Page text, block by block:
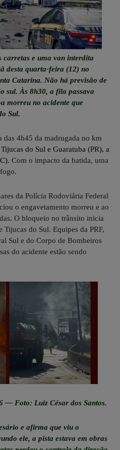
carretas e uma van interdita
desta quarta-feira (12) no
Catarina. Não há previsão de
sul. Às 8h30, a fila passava
morreu no acidente que
Sul.
das 4h45 da madrugada no km
Tijucas do Sul e Guaratuba (PR), a
. Com o impacto da batida, uma
da Polícia Rodoviária Federal
o engavetamento morreu e ao
O bloqueio no trânsito inicia
do Sul. Equipes da PRF,
Sul e do Corpo de Bombeiros
do acidente estão sendo
— Foto: Luiz César dos Santos.
e afirma que viu o
ele, a pista estava em obras